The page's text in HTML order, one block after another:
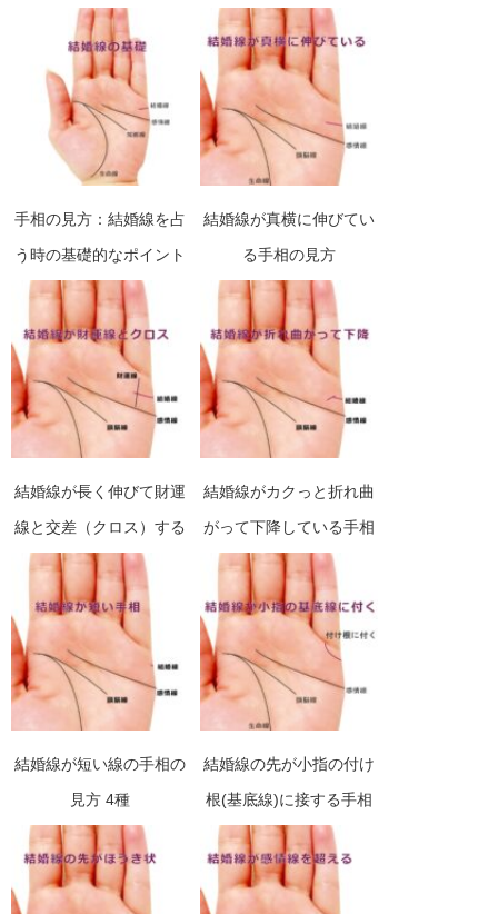
手相の見方：結婚線を占
う時の基礎的なポイント
結婚線が真横に伸びてい
る手相の見方
結婚線が長く伸びて財運
線と交差（クロス）する
手相
結婚線がカクっと折れ曲
がって下降している手相
の見方
結婚線が短い線の手相の
見方 4種
結婚線の先が小指の付け
根(基底線)に接する手相
の見方